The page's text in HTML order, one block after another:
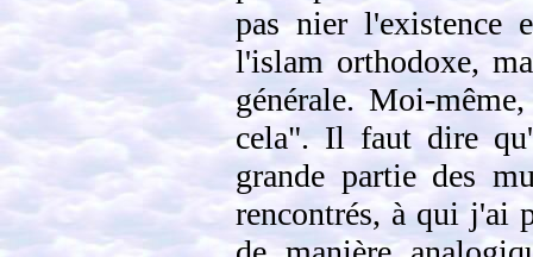
pas nier l'existence
l'islam orthodoxe,
générale. Moi-
cela". Il faut dire
grande partie des
rencontrés, à qui j'ai